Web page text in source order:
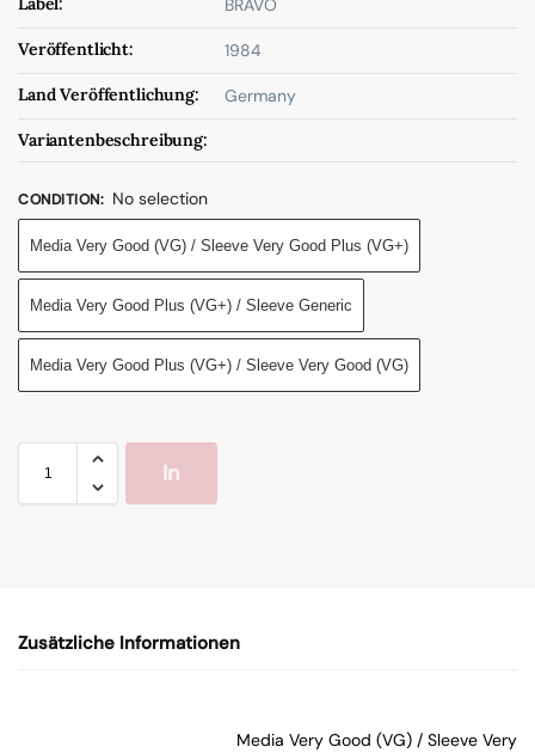
BRAVO
Veröffentlicht: 1984
Land Veröffentlichung: Germany
Variantenbeschreibung:
CONDITION: No selection
Media Very Good (VG) / Sleeve Very Good Plus (VG+)
Media Very Good Plus (VG+) / Sleeve Generic
Media Very Good Plus (VG+) / Sleeve Very Good (VG)
In
W
Zusätzliche Informationen
Media Very Good (VG) / Sleeve Very